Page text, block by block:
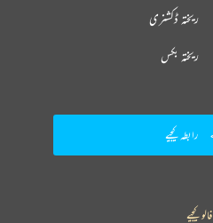
ریختہ ڈکشنری
ریختہ بکس
رابطہ کیجیے
فالو کیجیے